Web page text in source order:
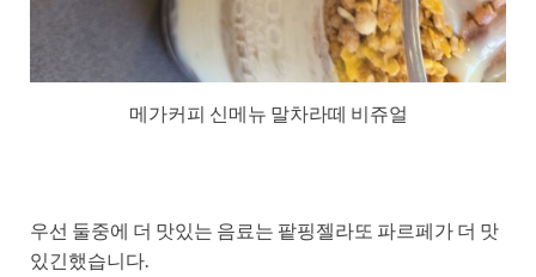
메가커피 신메뉴 말차라떼 비쥬얼
우선 둘중에 더 맛있는 음료는 팥핑젤라또 파르페가 더 맛
있긴했습니다.